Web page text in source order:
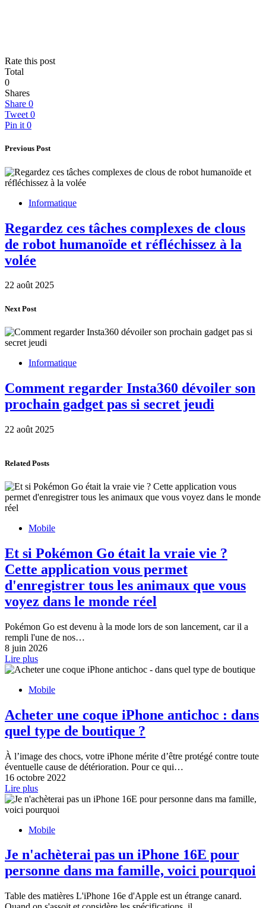
Rate this post
Total
0
Shares
Share 0
Tweet 0
Pin it 0
Previous Post
Informatique
Regardez ces tâches complexes de clous
de robot humanoïde et réfléchissez à la
volée
22 août 2025
Next Post
Informatique
Comment regarder Insta360 dévoiler son
prochain gadget pas si secret jeudi
22 août 2025
Related Posts
Mobile
Et si Pokémon Go était la vraie vie ?
Cette application vous permet
d'enregistrer tous les animaux que vous
voyez dans le monde réel
Pokémon Go est devenu à la mode lors de son lancement, car il a
rempli l'une de nos…
8 juin 2026
Lire plus
Mobile
Acheter une coque iPhone antichoc : dans
quel type de boutique ?
À l’image des chocs, votre iPhone mérite d’être protégé contre toute
éventuelle cause de détérioration. Pour ce qui…
16 octobre 2022
Lire plus
Mobile
Je n'achèterai pas un iPhone 16E pour
personne dans ma famille, voici pourquoi
Table des matières L'iPhone 16e d'Apple est un étrange canard.